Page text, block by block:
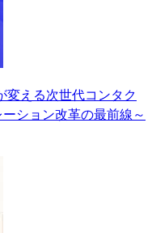
変える次世代コンタク
ション改革の最前線～